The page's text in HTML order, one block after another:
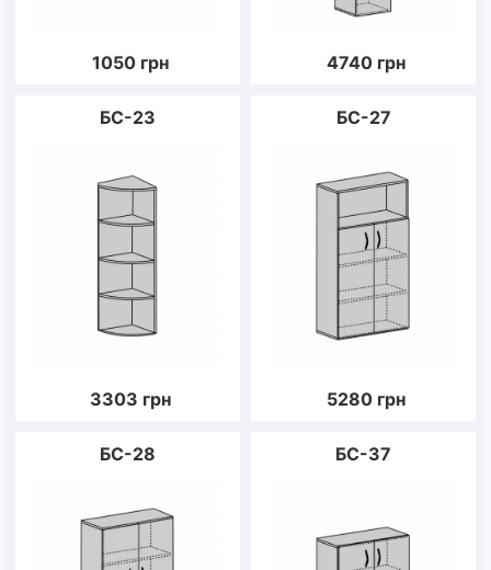
1050 грн 4740 грн
БС-23
3303 грн
БС-27
5280 грн
БС-28 БС-37